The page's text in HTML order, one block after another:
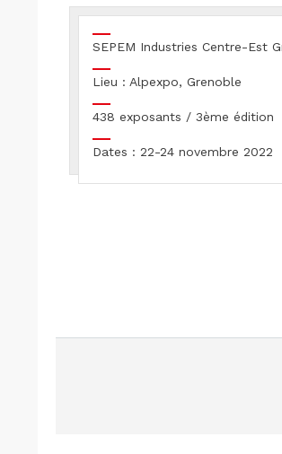
SEPEM Industries Centre-Est
Lieu : Alpexpo, Grenoble
438 exposants / 3ème édition
Dates : 22-24 novembre 2022